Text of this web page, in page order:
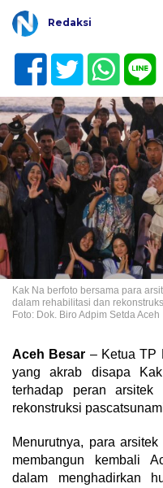
Redaksi
Kak Na berfoto bersama para
dalam rehabilitasi dan
Foto: Dok. Biro Adpim Setda Aceh
Aceh Besar – Ketua TP
yang akrab disapa
terhadap peran
rekonstruksi
Menurutnya, para
membangun kembali
dalam menghadirkan